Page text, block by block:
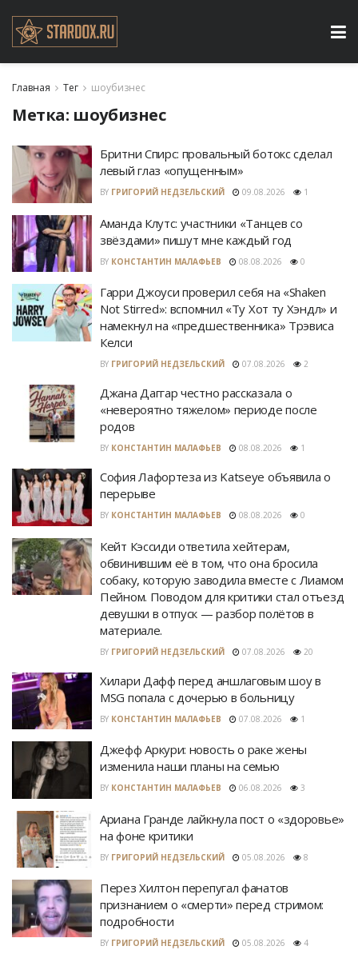
Главная Тег шоубизнес
Метка: шоубизнес
Бритни Спирс: провальный ботокс сделал
левый глаз «опущенным»
BY ГРИГОРИЙ НЕДЗЕЛЬСКИЙ 09.08.2026 1
Аманда Клутс: участники «Танцев со
звёздами» пишут мне каждый год
BY КОНСТАНТИН МАЛАФЬЕВ 08.08.2026 0
Гарри Джоуси проверил себя на «Shaken
Not Stirred»: вспомнил «Ту Хот ту Хэндл» и
намекнул на «предшественника» Трэвиса
Келси
BY ГРИГОРИЙ НЕДЗЕЛЬСКИЙ 07.08.2026 2
Джана Даггар честно рассказала о
«невероятно тяжелом» периоде после
родов
BY КОНСТАНТИН МАЛАФЬЕВ 08.08.2026 1
София Лафортеза из Katseye объявила о
перерыве
BY КОНСТАНТИН МАЛАФЬЕВ 08.08.2026 0
Кейт Кэссиди ответила хейтерам,
обвинившим её в том, что она бросила
собаку, которую заводила вместе с Лиамом
Пейном. Поводом для критики стал отъезд
девушки в отпуск — разбор полётов в
материале.
BY ГРИГОРИЙ НЕДЗЕЛЬСКИЙ 07.08.2026 20
Хилари Дафф перед аншлаговым шоу в
MSG попала с дочерью в больницу
BY КОНСТАНТИН МАЛАФЬЕВ 07.08.2026 1
Джефф Аркури: новость о раке жены
изменила наши планы на семью
BY КОНСТАНТИН МАЛАФЬЕВ 06.08.2026 3
Ариана Гранде лайкнула пост о «здоровье»
на фоне критики
BY ГРИГОРИЙ НЕДЗЕЛЬСКИЙ 05.08.2026 8
Перез Хилтон перепугал фанатов
признанием о «смерти» перед стримом:
подробности
BY ГРИГОРИЙ НЕДЗЕЛЬСКИЙ 05.08.2026 4